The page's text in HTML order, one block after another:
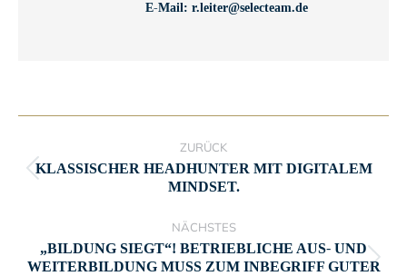
E-Mail: r.leiter@selecteam.de
ZURÜCK
Vorheriger
KLASSISCHER HEADHUNTER MIT DIGITALEM
MINDSET.
NÄCHSTES
Nächster
„BILDUNG SIEGT“! BETRIEBLICHE AUS- UND
WEITERBILDUNG MUSS ZUM INBEGRIFF GUTER